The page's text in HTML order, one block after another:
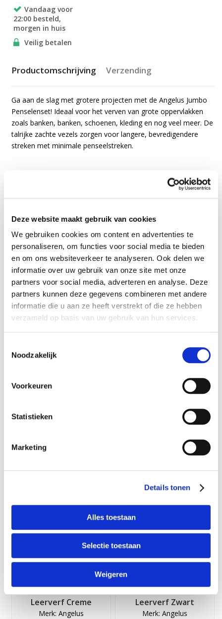
Deze website maakt gebruik van cookies
We gebruiken cookies om content en advertenties te
personaliseren, om functies voor social media te bieden
en om ons websiteverkeer te analyseren. Ook delen we
informatie over uw gebruik van onze site met onze
partners voor social media, adverteren en analyse. Deze
partners kunnen deze gegevens combineren met andere
informatie die u aan ze heeft verstrekt of die ze hebben
verzameld op basis van uw gebruik van hun services.
Noodzakelijk
Voorkeuren
Statistieken
Marketing
Details tonen
Alles toestaan
Selectie toestaan
Weigeren
Vandaag voor
22:00 besteld,
morgen in huis
Veilig betalen
Productomschrijving
Ga aan de slag met grotere projecten met de Angelus Jumbo
Penselenset! Ideaal voor het verven van grote oppervlakken
zoals banken, banken, schoenen, kleding en nog veel meer. De
talrijke zachte vezels zorgen voor langere, bevredigendere
streken met minimale penseelstreken.
Bevat een verscheidenheid aan grote penselen voor veelzijdig
5 cm plat
3,8 cm Hoekig
2,5 cm Plat
1,9 cm Hoekig
1,27 cm Filbert (ovaal)
Verzending
Anderen hebben ook gekocht:
Merk: Angelus
Finisher Mat
Merk: Angelus
Leerverf Creme
Merk: Angelus
Leerverf Zwart
Merk: Angelus